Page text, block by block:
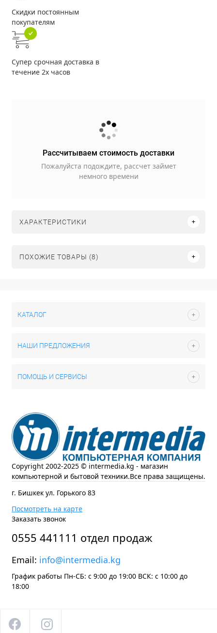
Скидки постоянным
покупателям
Супер срочная доставка в
течение 2х часов
Рассчитываем стоимость доставки
Пожалуйста подождите, рассчет займет
немного времени
ХАРАКТЕРИСТИКИ
ПОХОЖИЕ ТОВАРЫ (8)
КАТАЛОГ
НАШИ ПРЕДЛОЖЕНИЯ
ПОМОЩЬ И СЕРВИСЫ
Copyright 2002-2025 © intermedia.kg - магазин
компьютерной и бытовой техники.Все права защищены.
г. Бишкек ул. Горького 83
Посмотреть на карте
Заказать звонок
0555 441111 отдел продаж
Email: info@intermedia.kg
График работы Пн-СБ: с 9:00 до 19:00 ВСК: с 10:00 до
18:00